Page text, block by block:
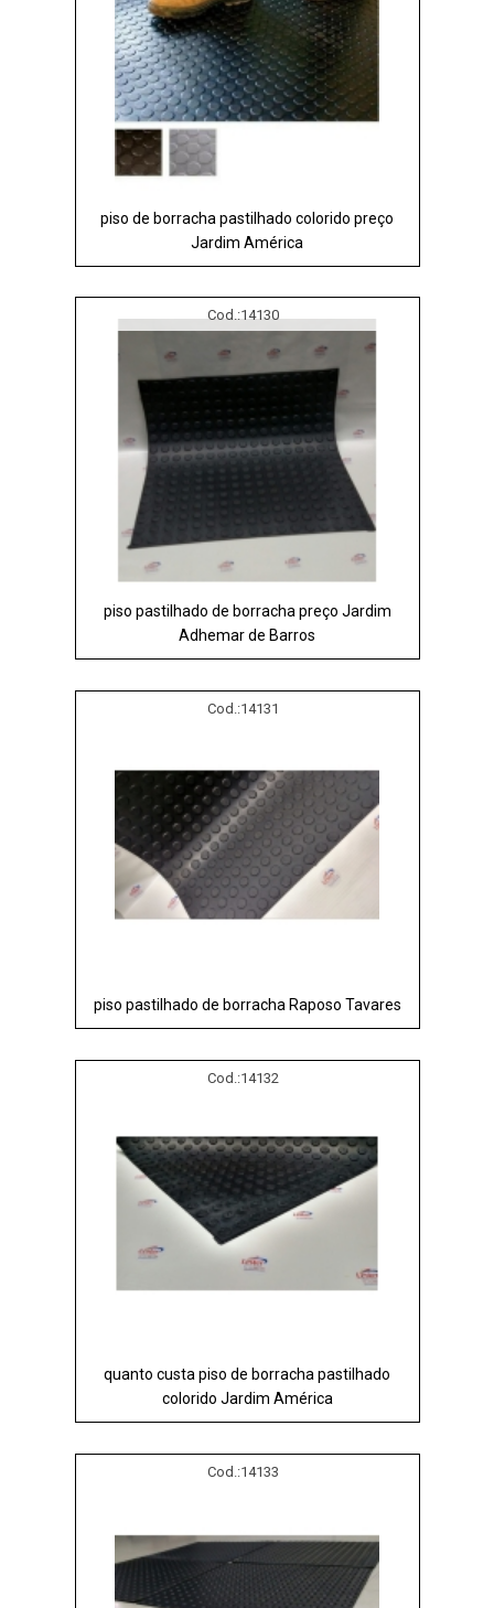
piso de borracha pastilhado colorido preço
Jardim América
Cod.:14130
piso pastilhado de borracha preço Jardim
Adhemar de Barros
Cod.:14131
piso pastilhado de borracha Raposo Tavares
Cod.:14132
quanto custa piso de borracha pastilhado
colorido Jardim América
Cod.:14133